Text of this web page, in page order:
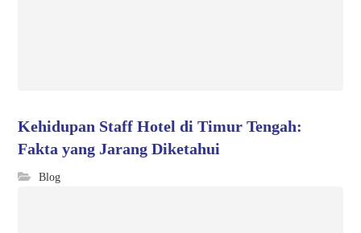
Kehidupan Staff Hotel di Timur Tengah:
Fakta yang Jarang Diketahui
Blog